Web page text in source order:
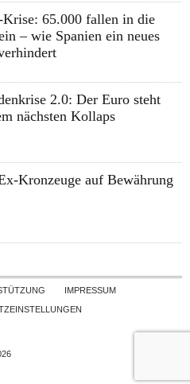
Krise: 65.000 fallen in die
– wie Spanien ein neues
2.0: Der Euro steht
nächsten Kollaps
Kronzeuge auf Bewährung
Skip to contentIMPRESSUM